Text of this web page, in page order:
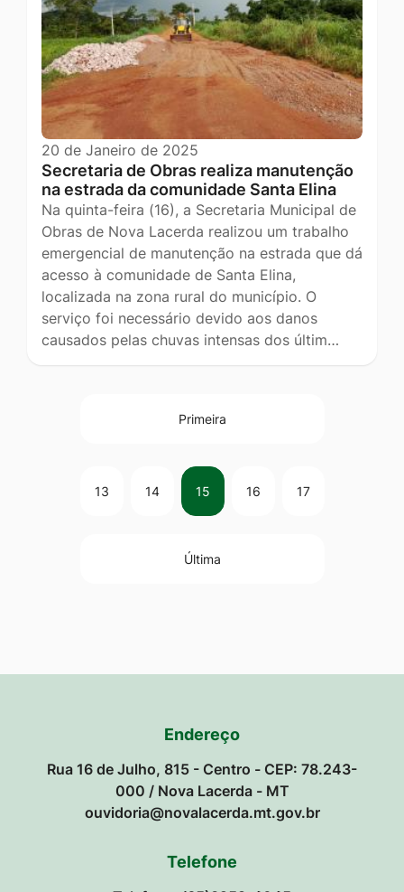
20 de Janeiro de 2025
Secretaria de Obras realiza manutenção
na estrada da comunidade Santa Elina
Na quinta-feira (16), a Secretaria Municipal de
Obras de Nova Lacerda realizou um trabalho
emergencial de manutenção na estrada que dá
acesso à comunidade de Santa Elina,
localizada na zona rural do município. O
serviço foi necessário devido aos danos
causados pelas chuvas intensas dos últim…
Primeira
13 14 15 16 17
Última
Endereço
Rua 16 de Julho, 815 - Centro - CEP: 78.243-
000 / Nova Lacerda - MT
ouvidoria@novalacerda.mt.gov.br
Telefone